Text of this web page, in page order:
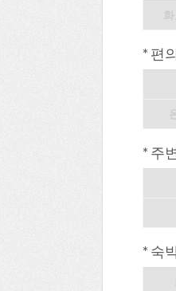
* 편
* 주
* 숙